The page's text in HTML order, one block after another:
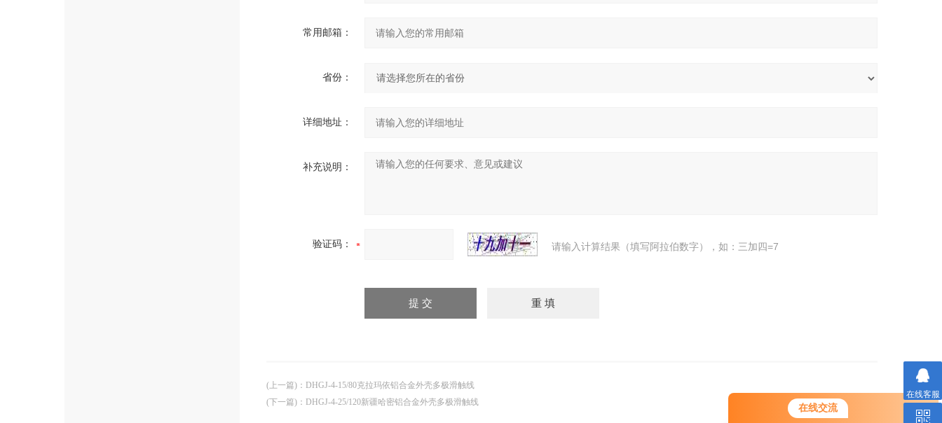
在线交流
您好！欢迎前来咨询，很高兴为您
服务，请问您要咨询什么问题呢？
常用邮箱：
省份：
详细地址：
补充说明：
验证码： 请输入计算结果（填写阿拉伯数字），如：三加四=7
(上一篇) ： DHGJ-4-15/80克拉玛依铝合金外壳多极滑触线
(下一篇) ： DHGJ-4-25/120新疆哈密铝合金外壳多极滑触线
在线客服